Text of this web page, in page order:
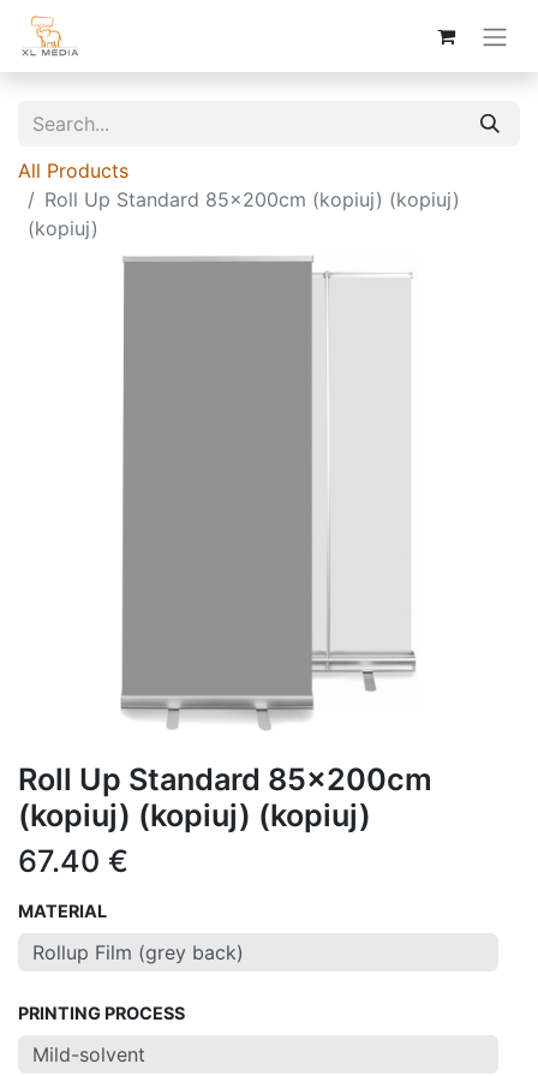
All Products
Roll Up Standard 85x200cm (kopiuj) (kopiuj)
(kopiuj)
Roll Up Standard 85x200cm
(kopiuj) (kopiuj) (kopiuj)
67.40 €
MATERIAL
PRINTING PROCESS